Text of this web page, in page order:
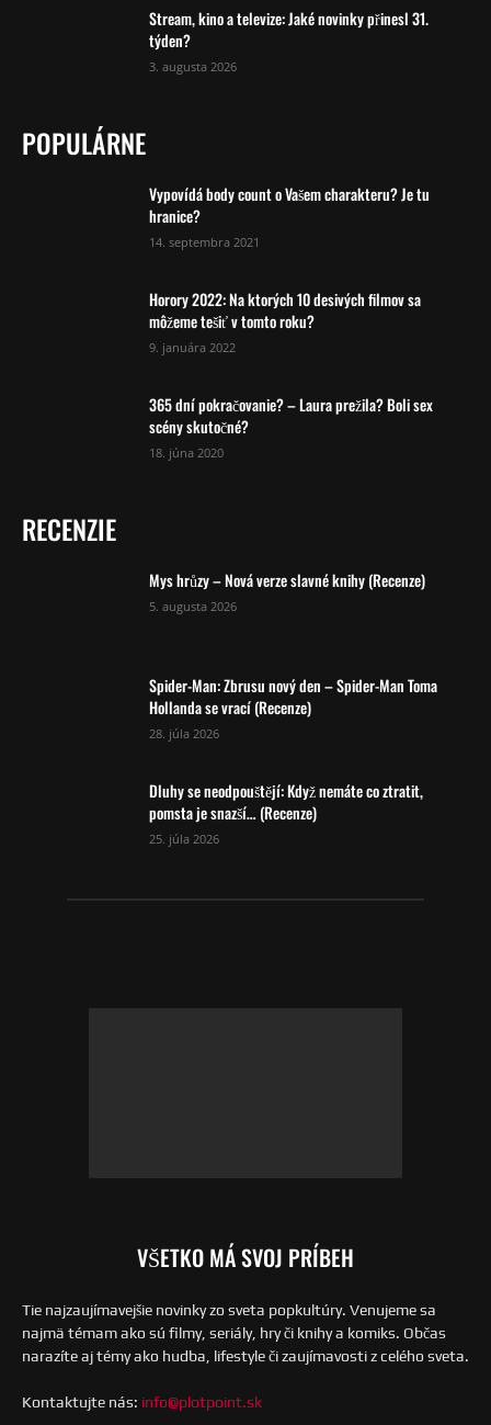
Stream, kino a televize: Jaké novinky přinesl 31.
týden?
3. augusta 2026
POPULÁRNE
Vypovídá body count o Vašem charakteru? Je tu
hranice?
14. septembra 2021
Horory 2022: Na ktorých 10 desivých filmov sa
môžeme tešiť v tomto roku?
9. januára 2022
365 dní pokračovanie? – Laura prežila? Boli sex
scény skutočné?
18. júna 2020
RECENZIE
Mys hrůzy – Nová verze slavné knihy (Recenze)
5. augusta 2026
Spider-Man: Zbrusu nový den – Spider-Man Toma
Hollanda se vrací (Recenze)
28. júla 2026
Dluhy se neodpouštějí: Když nemáte co ztratit,
pomsta je snazší… (Recenze)
25. júla 2026
VŠETKO MÁ SVOJ PRÍBEH
Tie najzaujímavejšie novinky zo sveta popkultúry. Venujeme sa
najmä témam ako sú filmy, seriály, hry či knihy a komiks. Občas
narazíte aj témy ako hudba, lifestyle či zaujímavosti z celého sveta.
Kontaktujte nás: info@plotpoint.sk